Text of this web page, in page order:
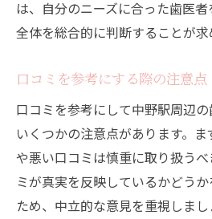
は、自分のニーズに合った歯医
全体を総合的に判断することが求
口コミを参考にする際の注意点
口コミを参考にして中野駅周辺の
いくつかの注意点があります。
や悪い口コミは慎重に取り扱う
ミが真実を反映しているかどう
ため、中立的な意見を重視しま